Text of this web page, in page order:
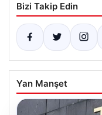
Bizi Takip Edin
Yan Manşet